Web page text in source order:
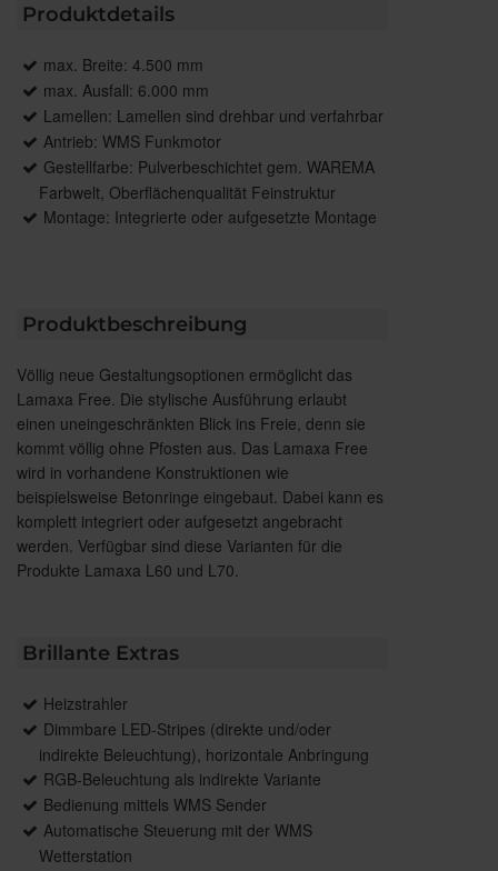
Produktdetails
max. Breite: 4.500 mm
max. Ausfall: 6.000 mm
Lamellen: Lamellen sind drehbar und verfahrbar
Antrieb: WMS Funkmotor
Gestellfarbe: Pulverbeschichtet gem. WAREMA
Farbwelt, Oberflächenqualität Feinstruktur
Montage: Integrierte oder aufgesetzte Montage
Produktbeschreibung
Völlig neue Gestaltungsoptionen ermöglicht das
Lamaxa Free. Die stylische Ausführung erlaubt
einen uneingeschränkten Blick ins Freie, denn sie
kommt völlig ohne Pfosten aus. Das Lamaxa Free
wird in vorhandene Konstruktionen wie
beispielsweise Betonringe eingebaut. Dabei kann es
komplett integriert oder aufgesetzt angebracht
werden. Verfügbar sind diese Varianten für die
Produkte Lamaxa L60 und L70.
Brillante Extras
Heizstrahler
Dimmbare LED-Stripes (direkte und/oder
indirekte Beleuchtung), horizontale Anbringung
RGB-Beleuchtung als indirekte Variante
Bedienung mittels WMS Sender
Automatische Steuerung mit der WMS
Wetterstation